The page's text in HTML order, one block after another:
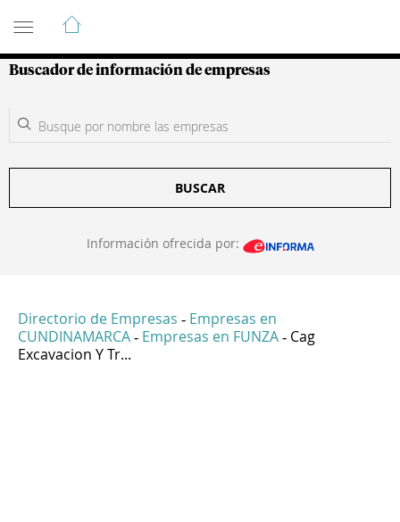
Guía de Empresas Colombianas
Buscador de información de empresas
BUSCAR
Información ofrecida por:
Directorio de Empresas - Empresas en
CUNDINAMARCA - Empresas en FUNZA - Cag
Excavacion Y Tr...